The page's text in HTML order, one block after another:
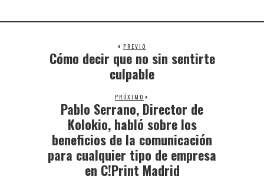
PREVIO
Cómo decir que no sin sentirte
culpable
PRÓXIMO
Pablo Serrano, Director de
Kolokio, habló sobre los
beneficios de la comunicación
para cualquier tipo de empresa
en C!Print Madrid